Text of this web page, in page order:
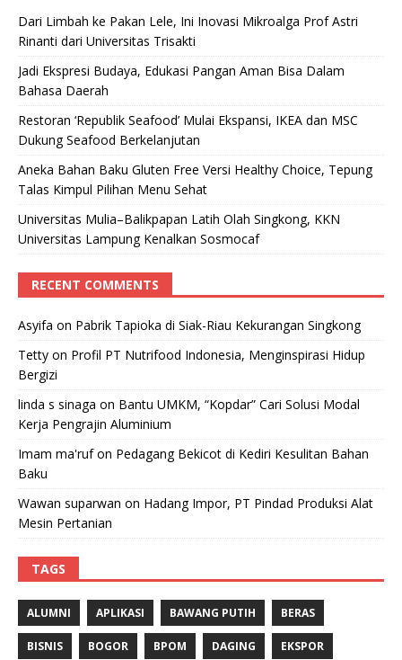
Dari Limbah ke Pakan Lele, Ini Inovasi Mikroalga Prof Astri
Rinanti dari Universitas Trisakti
Jadi Ekspresi Budaya, Edukasi Pangan Aman Bisa Dalam
Bahasa Daerah
Restoran ‘Republik Seafood’ Mulai Ekspansi, IKEA dan MSC
Dukung Seafood Berkelanjutan
Aneka Bahan Baku Gluten Free Versi Healthy Choice, Tepung
Talas Kimpul Pilihan Menu Sehat
Universitas Mulia–Balikpapan Latih Olah Singkong, KKN
Universitas Lampung Kenalkan Sosmocaf
RECENT COMMENTS
Asyifa on Pabrik Tapioka di Siak-Riau Kekurangan Singkong
Tetty on Profil PT Nutrifood Indonesia, Menginspirasi Hidup
Bergizi
linda s sinaga on Bantu UMKM, “Kopdar” Cari Solusi Modal
Kerja Pengrajin Aluminium
Imam ma'rufon Pedagang Bekicot di Kediri Kesulitan Bahan
Baku
Wawan suparwan on Hadang Impor, PT Pindad Produksi Alat
Mesin Pertanian
TAGS
ALUMNI APLIKASI BAWANG PUTIH BERAS
BISNIS BOGOR BPOM DAGING EKSPOR